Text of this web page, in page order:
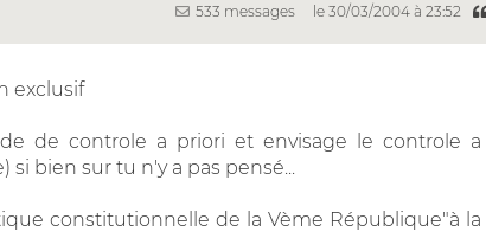
533 messages le 30/03/2004 à 23:52
exclusif
de controle a priori et envisage le controle a
bien sur tu n'y a pas pensé...
constitutionnelle de la Vème République"à la